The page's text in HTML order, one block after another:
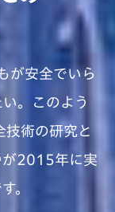
が安全でいら
。
このよう
術の研究と
が2015年に実
。